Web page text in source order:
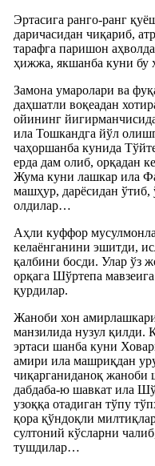
Эртасига ранго-ранг
даричасидан чиқариб,
тарафга паришон
ҳижжа, якшанба куни бу
Замона умаролари ва
даҳшатли воқеадан
ойининг
ила Тошкандга йўл
чаҳоршанба кунида
ерда дам олиб, орқадан
Жума куни лашкар ила
машҳур, дарёсидан
олдилар…
Аҳли куффор
келаёнганини эшитди,
қалбини босди. Улар ўз
орқага Шўртепа
қурдилар.
Жаноби хон
манзилида нузул қилди.
эртаси шанба куни
амири ила машриқдан
чиқарганиданоқ жаноби
дабдаба-ю шавкат ила
узоққа отадиган тўпу
қора қўндоқли
султоний кўсларни
тушдилар…